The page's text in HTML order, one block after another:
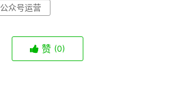
公众号运营
赞 (0)